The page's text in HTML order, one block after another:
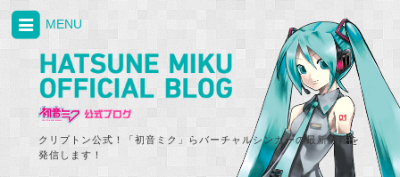
クリプトン公式！「初音ミク」らバーチャルシンガーの最新情報を
発信します！
MENU